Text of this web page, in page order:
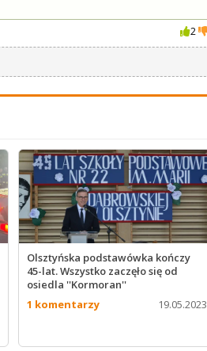
2
Olsztyńska podstawówka kończy
45-lat. Wszystko zaczęło się od
osiedla ''Kormoran''
1 komentarzy
19.05.2023